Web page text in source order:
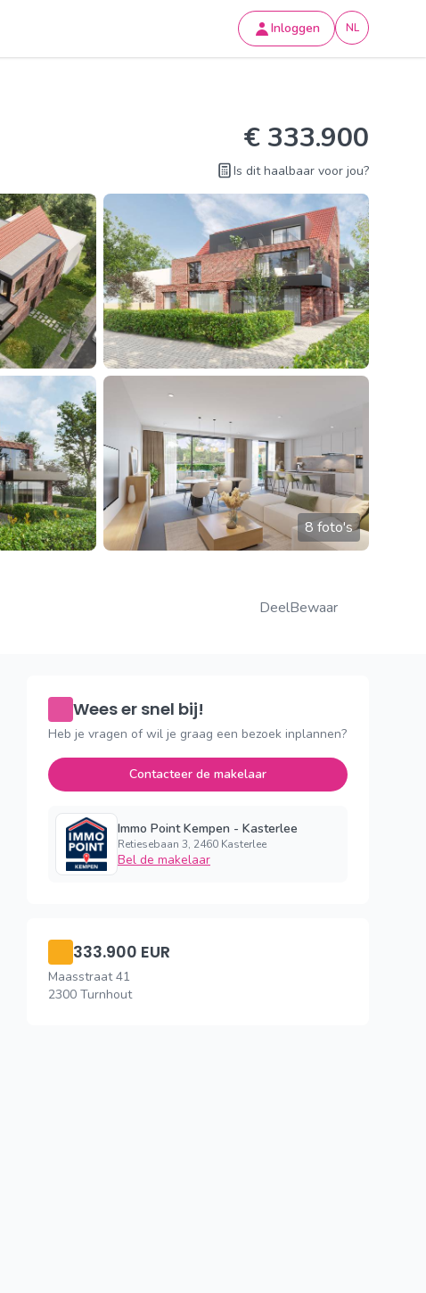
Inloggen NL
€ 333.900
Is dit haalbaar voor jou?
8 foto's
DeelBewaar
Wees er snel bij!
Heb je vragen of wil je graag een bezoek inplannen?
Contacteer de makelaar
Immo Point Kempen - Kasterlee
Retiesebaan 3, 2460 Kasterlee
Bel de makelaar
333.900 EUR
Maasstraat 41
2300 Turnhout